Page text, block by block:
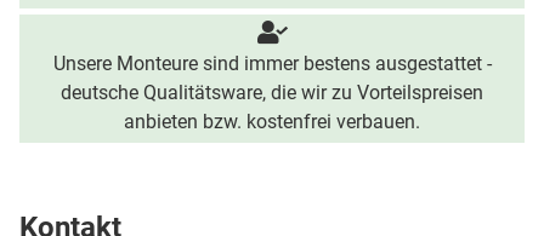
Unsere Monteure sind immer bestens ausgestattet -
deutsche Qualitätsware, die wir zu Vorteilspreisen
anbieten bzw. kostenfrei verbauen.
Kontakt